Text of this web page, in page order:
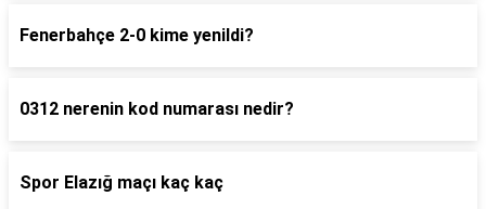
Fenerbahçe 2-0 kime yenildi?
0312 nerenin kod numarası nedir?
Spor Elazığ maçı kaç kaç